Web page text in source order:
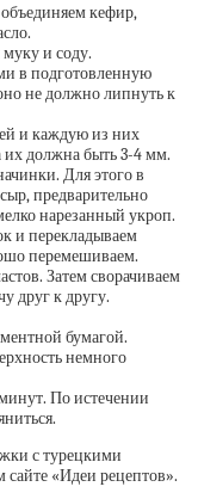
кефир,
и соду.
в подготовленную
не должно липнуть к
и каждую из них
их должна быть 3-4 мм.
Для этого в
предварительно
нарезанный укроп.
и перекладываем
перемешиваем.
Затем сворачиваем
друг к другу.
бумагой.
немного
По истечении
с турецкими
«Идеи рецептов».